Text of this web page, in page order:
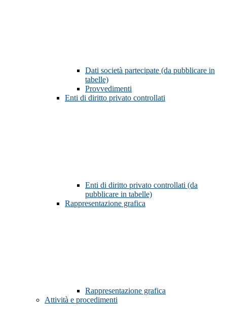
Dati società partecipate (da pubblicare in
tabelle)
Provvedimenti
Enti di diritto privato controllati
Enti di diritto privato controllati (da
pubblicare in tabelle)
Rappresentazione grafica
Rappresentazione grafica
Attività e procedimenti